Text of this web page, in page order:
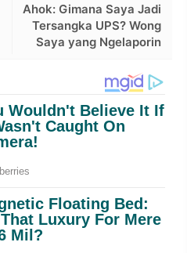
Ahok: Gimana Saya Jadi
Tersangka UPS? Wong
Saya yang Ngelaporin